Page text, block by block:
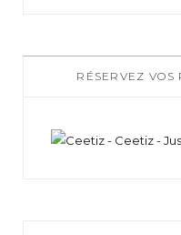
RÉSERVEZ VOS